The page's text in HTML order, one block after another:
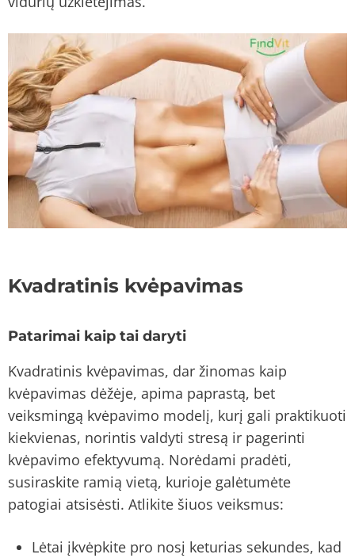
Kvadratinis kvėpavimas
Patarimai kaip tai daryti
Kvadratinis kvėpavimas, dar žinomas kaip
kvėpavimas dėžėje, apima paprastą, bet
veiksmingą kvėpavimo modelį, kurį gali praktikuoti
kiekvienas, norintis valdyti stresą ir pagerinti
kvėpavimo efektyvumą. Norėdami pradėti,
susiraskite ramią vietą, kurioje galėtumėte
patogiai atsisėsti. Atlikite šiuos veiksmus:
Lėtai įkvėpkite pro nosį keturias sekundes, kad